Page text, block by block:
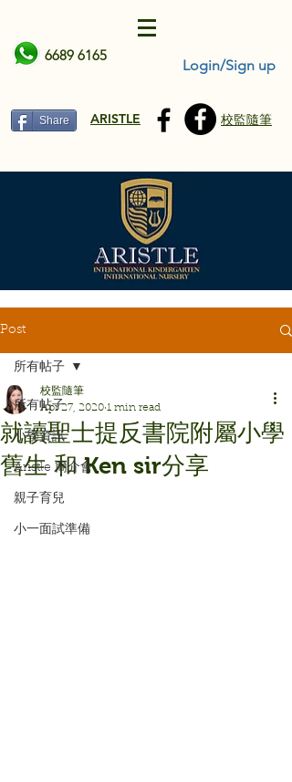
6689 6165
Login/Sign up
Share ARISTLE 校監隨筆
Post
所有帖子
小學資訊
Aristle 簡介會
親子育兒
小一面試準備
所有帖子
就讀聖士提反書院附屬小學
舊生 和 Ken sir分享
校監隨筆
Apr 27, 2020 1 min read